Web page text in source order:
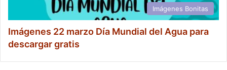
Imágenes Bonitas
Imágenes 22 marzo Día Mundial del Agua para
descargar gratis